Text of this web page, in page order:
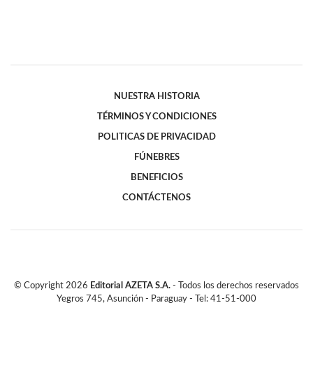
NUESTRA HISTORIA
TÉRMINOS Y CONDICIONES
POLITICAS DE PRIVACIDAD
FÚNEBRES
BENEFICIOS
CONTÁCTENOS
© Copyright 2026 Editorial AZETA S.A. - Todos los derechos reservados
Yegros 745, Asunción - Paraguay - Tel: 41-51-000